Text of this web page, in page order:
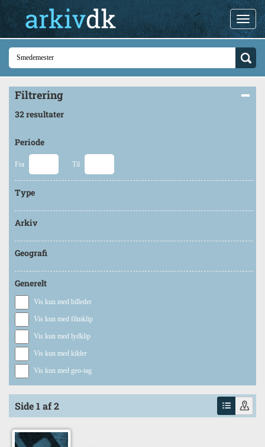
Filtrering
32 resultater
Periode
Fra Til
Type
Arkiv
Geografi
Generelt
Vis kun med billeder
Vis kun med filmklip
Vis kun med lydklip
Vis kun med kilder
Vis kun med geo-tag
Side 1 af 2